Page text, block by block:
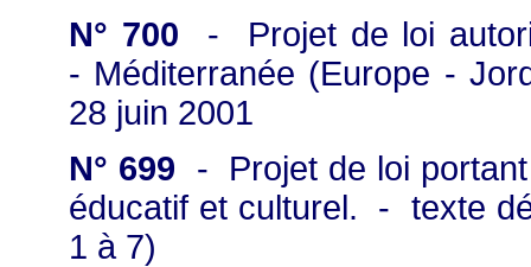
N° 700 - Projet de loi
- Méditerranée (Europe -
28 juin 2001
N° 699 - Projet de loi
éducatif et culturel. - texte
1 à 7)